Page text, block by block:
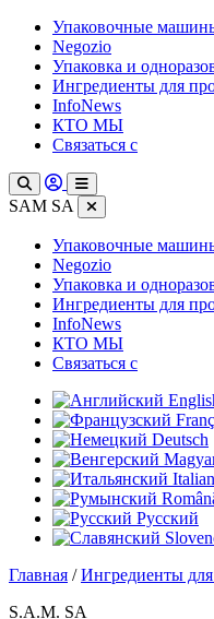
Упаковочные
Negozio
Упаковка и
Ингредиенты для
InfoNews
КТО МЫ
Связаться с
SAM SA
Упаковочные
Negozio
Упаковка и
Ингредиенты для
InfoNews
КТО МЫ
Связаться с
Deutsch
Русский
Главная /Ингредиенты
S.A.M. SA